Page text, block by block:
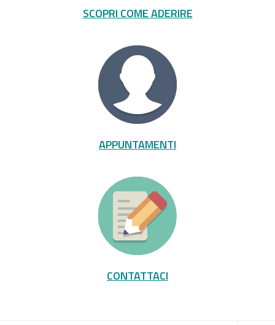
SCOPRI COME ADERIRE
APPUNTAMENTI
CONTATTACI